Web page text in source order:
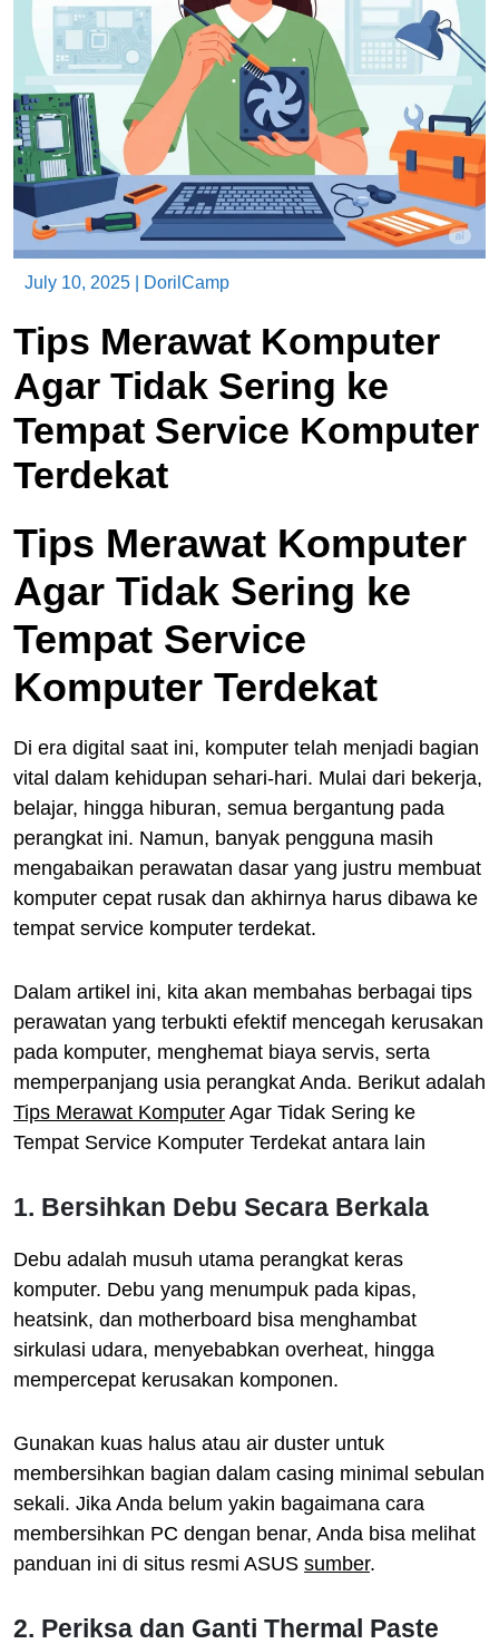
July 10, 2025 DorilCamp
Tips Merawat Komputer
Agar Tidak Sering ke
Tempat Service Komputer
Terdekat
Tips Merawat Komputer
Agar Tidak Sering ke
Tempat Service
Komputer Terdekat
Di era digital saat ini, komputer telah menjadi bagian
vital dalam kehidupan sehari-hari. Mulai dari bekerja,
belajar, hingga hiburan, semua bergantung pada
perangkat ini. Namun, banyak pengguna masih
mengabaikan perawatan dasar yang justru membuat
komputer cepat rusak dan akhirnya harus dibawa ke
tempat service komputer terdekat.
Dalam artikel ini, kita akan membahas berbagai tips
perawatan yang terbukti efektif mencegah kerusakan
pada komputer, menghemat biaya servis, serta
memperpanjang usia perangkat Anda. Berikut adalah
Tips Merawat Komputer Agar Tidak Sering ke
Tempat Service Komputer Terdekat antara lain
1. Bersihkan Debu Secara Berkala
Debu adalah musuh utama perangkat keras
komputer. Debu yang menumpuk pada kipas,
heatsink, dan motherboard bisa menghambat
sirkulasi udara, menyebabkan overheat, hingga
mempercepat kerusakan komponen.
Gunakan kuas halus atau air duster untuk
membersihkan bagian dalam casing minimal sebulan
sekali. Jika Anda belum yakin bagaimana cara
membersihkan PC dengan benar, Anda bisa melihat
panduan ini di situs resmi ASUS sumber.
2. Periksa dan Ganti Thermal Paste